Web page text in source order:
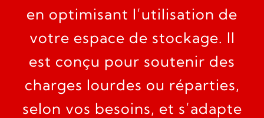
en optimisant l’utilisation de
votre espace de stockage. Il
est conçu pour soutenir des
charges lourdes ou réparties,
selon vos besoins, et s’adapte